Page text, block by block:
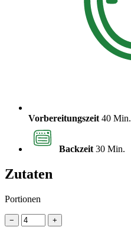
Vorbereitungszeit 40 Min.
Backzeit 30 Min.
Zutaten
Portionen
− +